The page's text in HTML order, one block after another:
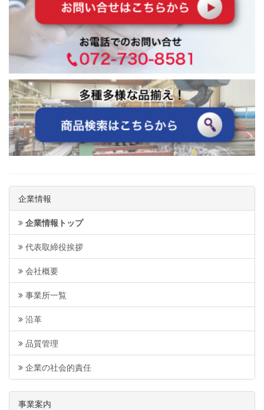
企業情報
企業情報トップ
代表取締役挨拶
会社概要
事業所一覧
沿革
品質管理
企業の社会的責任
事業案内